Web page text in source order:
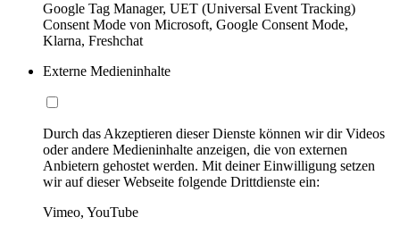
Google Tag Manager, UET (Universal Event Tracking)
Consent Mode von Microsoft, Google Consent Mode,
Klarna, Freshchat
Externe Medieninhalte
Durch das Akzeptieren dieser Dienste können wir dir Videos
oder andere Medieninhalte anzeigen, die von externen
Anbietern gehostet werden. Mit deiner Einwilligung setzen
wir auf dieser Webseite folgende Drittdienste ein:
Vimeo, YouTube